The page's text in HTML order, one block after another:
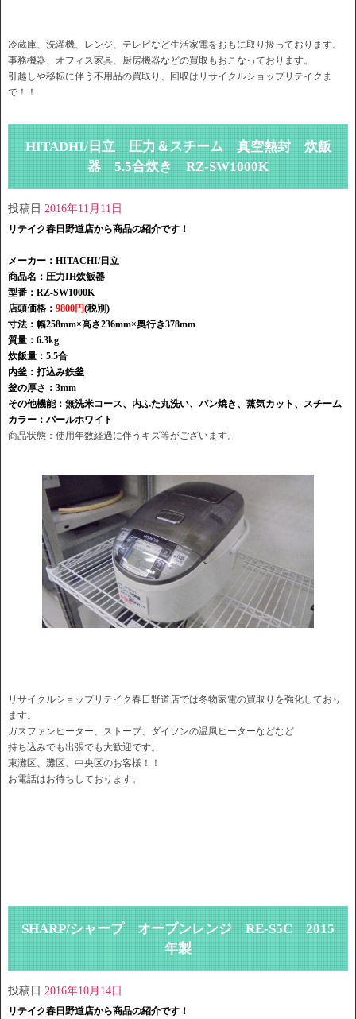
冷蔵庫、洗濯機、レンジ、テレビなど生活家電をおもに取り扱っております。
事務機器、オフィス家具、厨房機器などの買取もおこなっております。
引越しや移転に伴う不用品の買取り、回収はリサイクルショップリテイクま
で！！
HITADHI/日立 圧力＆スチーム 真空熱封 炊飯
器 5.5合炊き RZ-SW1000K
投稿日 2016年11月11日
リテイク春日野道店から商品の紹介です！
メーカー：HITACHI/日立
商品名：圧力IH炊飯器
型番：RZ-SW1000K
店頭価格： 9800円(税別)
寸法：幅258mm×高さ236mm×奥行き378mm
質量：6.3kg
炊飯量：5.5合
内釜：打込み鉄釜
釜の厚さ：3mm
その他機能：無洗米コース、内ふた丸洗い、パン焼き、蒸気カット、スチーム
カラー：パールホワイト
商品状態：使用年数経過に伴うキズ等がございます。
リサイクルショップリテイク春日野道店では冬物家電の買取りを強化しており
ます。
ガスファンヒーター、ストーブ、ダイソンの温風ヒーターなどなど
持ち込みでも出張でも大歓迎です。
東灘区、灘区、中央区のお客様！！
お電話はお待ちしております。
SHARP/シャープ オーブンレンジ RE-S5C 2015
年製
投稿日 2016年10月14日
リテイク春日野道店から商品の紹介です！